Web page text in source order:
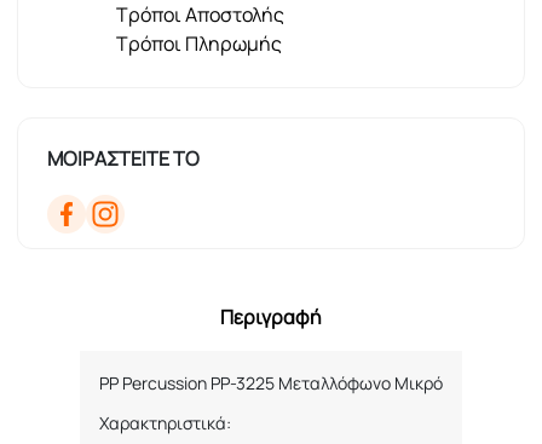
Τρόποι Αποστολής
Τρόποι Πληρωμής
ΜΟΙΡΑΣΤΕΙΤΕ ΤΟ
Περιγραφή
PP Percussion PP-3225 Μεταλλόφωνο Μικρό
Χαρακτηριστικά: